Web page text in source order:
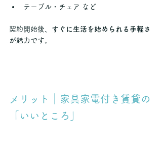
テーブル・チェア など
契約開始後、 すぐに生活を始められる手軽さ
が魅力です。
メリット｜家具家電付き賃貸の
「いいところ」